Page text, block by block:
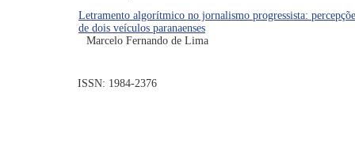
Letramento algorítmico no jornalismo progressista:
de dois veículos paranaenses
Marcelo Fernando de Lima
ISSN: 1984-2376